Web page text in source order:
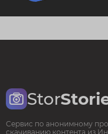
Stor
Сервис по анонимному
скачиванию контента из